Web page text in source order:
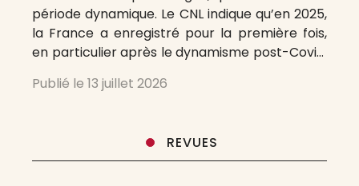
période dynamique. Le CNL indique qu’en 2025,
la France a enregistré pour la première fois,
en particulier après le dynamisme post-Covid,
librairies : 85 fermetures contre 83 créations.
Publié le 13 juillet 2026
REVUES